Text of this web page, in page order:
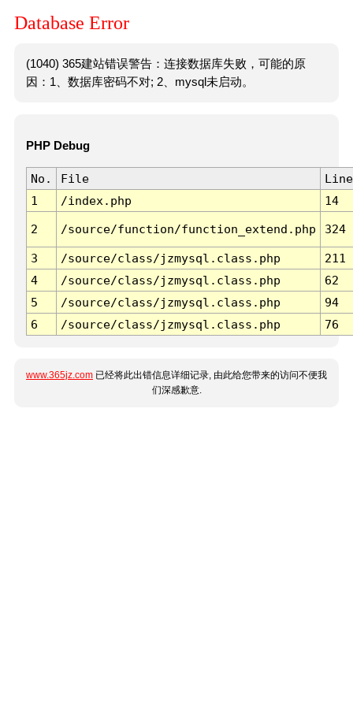
Database Error
(1040) 365建站错误警告：连接数据库失败，可能的原
因：1、数据库密码不对; 2、mysql未启动。
PHP Debug
No. File
Line
1
/index.php 14
2 /source/function/function_extend.php 324
3 /source/class/jzmysql.class.php
211
4
/source/class/jzmysql.class.php
62
5
/source/class/jzmysql.class.php
94
6
/source/class/jzmysql.class.php 76
www.365jz.com 已经将此出错信息详细记录, 由此给您带来的访问不便我
们深感歉意.